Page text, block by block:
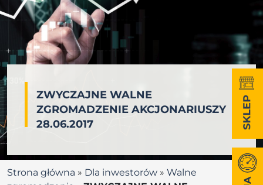
ZWYCZAJNE WALNE
ZGROMADZENIE AKCJONARIUSZY
28.06.2017
Strona główna » Dla inwestorów » Walne